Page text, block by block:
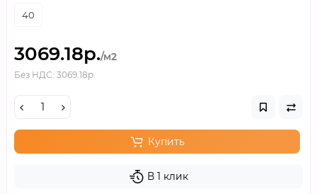
40
3069.18р./м2
Без НДС: 3069.18р.
Купить
В 1 клик